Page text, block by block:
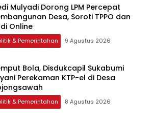
Mulyadi Dorong LPM Percepat
Desa, Soroti TPPO dan
Online
& Pemerintahan 9 Agustus 2026
Bola, Disdukcapil Sukabumi
Perekaman KTP-el di Desa
& Pemerintahan 8 Agustus 2026